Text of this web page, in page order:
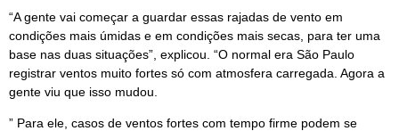
“A gente vai começar a guardar essas rajadas de vento em
condições mais úmidas e em condições mais secas, para ter uma
base nas duas situações”, explicou. “O normal era São Paulo
registrar ventos muito fortes só com atmosfera carregada. Agora a
gente viu que isso mudou.
” Para ele, casos de ventos fortes com tempo firme podem se